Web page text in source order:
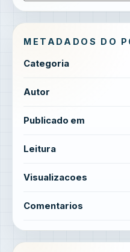
METADADOS DO
Categoria
Autor
Publicado em
Leitura
Visualizacoes
Comentarios